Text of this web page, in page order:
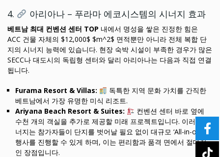
4. 아리아나 – 푸라마 에코시스템의 시너지 효과
베트남 최대 컨벤션 센터 TOP 내에서 명성을 쌓은 진정한 힘은
ACC 건물 자체의 $12,000$ $m^2$ 면적뿐만 아니라 전체 복합 단
지의 시너지 능력에 있습니다. 현장 숙박 시설이 부족한 경우가 많은
SECC나 대도시의 독립형 센터와 달리 아리아나는 다음과 직접 연결
됩니다.
Furama Resort & Villas:
독특한 지역 문화 가치를 간직한
베트남에서 가장 유명한 미식 리조트.
Ariyana Beach Resort & Suites:
컨벤션 센터 바로 옆에
수천 개의 객실을 추가로 제공할 미래 프로젝트입니다. 이러한 시
너지는 참가자들이 단지를 벗어날 필요 없이 대규모 ‘All-in-one’
행사를 진행할 수 있게 하며, 이는 편리함과 품격 면에서 절대적
인 장점입니다.